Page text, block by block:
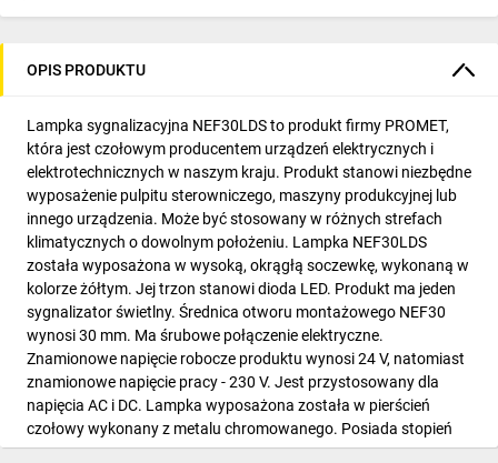
OPIS PRODUKTU
Lampka sygnalizacyjna NEF30LDS to produkt firmy PROMET,
która jest czołowym producentem urządzeń elektrycznych i
elektrotechnicznych w naszym kraju. Produkt stanowi niezbędne
wyposażenie pulpitu sterowniczego, maszyny produkcyjnej lub
innego urządzenia. Może być stosowany w różnych strefach
klimatycznych o dowolnym położeniu. Lampka NEF30LDS
została wyposażona w wysoką, okrągłą soczewkę, wykonaną w
kolorze żółtym. Jej trzon stanowi dioda LED. Produkt ma jeden
sygnalizator świetlny. Średnica otworu montażowego NEF30
wynosi 30 mm. Ma śrubowe połączenie elektryczne.
Znamionowe napięcie robocze produktu wynosi 24 V, natomiast
znamionowe napięcie pracy - 230 V. Jest przystosowany dla
napięcia AC i DC. Lampka wyposażona została w pierścień
czołowy wykonany z metalu chromowanego. Posiada stopień
ochrony IP56, co oznacza, że z powodzeniem może być